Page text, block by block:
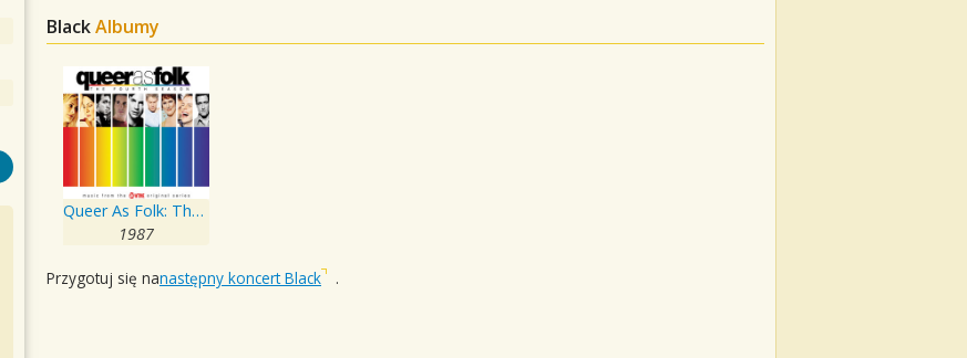
BlackAlbumy
Queer As Folk: The Fourth Season
1987
Przygotuj się nanastępny koncert Black .